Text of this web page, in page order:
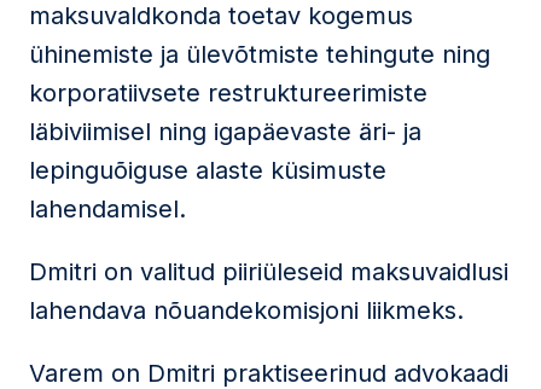
maksuvaldkonda toetav kogemus
ühinemiste ja ülevõtmiste tehingute ning
korporatiivsete restruktureerimiste
läbiviimisel ning igapäevaste äri- ja
lepinguõiguse alaste küsimuste
lahendamisel.
Dmitri on valitud piiriüleseid maksuvaidlusi
lahendava nõuandekomisjoni liikmeks.
Varem on Dmitri praktiseerinud advokaadi